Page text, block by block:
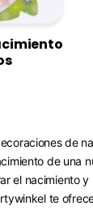
de
de una
el nacimiento
te